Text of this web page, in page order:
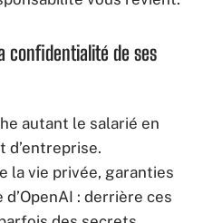
confidentialité de ses
autant le salarié en
d’entreprise.
la vie privée, garanties
: derrière ces